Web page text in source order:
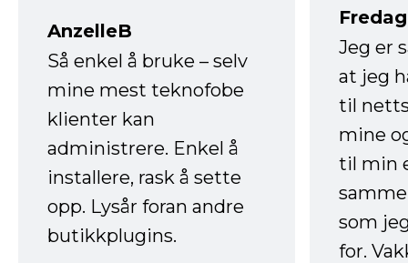
AnzelleB
Så enkel å bruke – selv
mine mest teknofobe
klienter kan
administrere. Enkel å
installere, rask å sette
opp. Lysår foran andre
butikkplugins.
Jeg er
at jeg
til
mine
til min
som
for.